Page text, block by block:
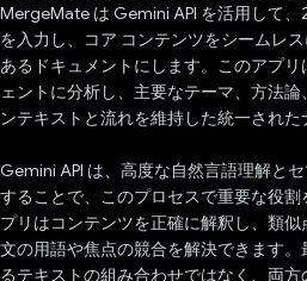
MergeMate は Gemini API を活用して
を入力し、コア コンテンツをシームレ
あるドキュメントにします。このアプ
ェントに分析し、主要なテーマ、方法
ンテキストと流れを維持した統一された
Gemini API は、高度な自然言語理解と
することで、このプロセスで重要な役
プリはコンテンツを正確に解釈し、類
文の用語や焦点の競合を解決できます
るテキストの組み合わせではなく、両